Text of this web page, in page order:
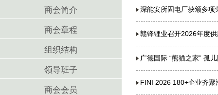
商会简介
商会章程
组织结构
领导班子
商会会员
深能安所固电厂获颁多项
赣锋锂业召开2026年度
广德国际 “熊猫之家” 孤
FINI 2026 180+企业齐